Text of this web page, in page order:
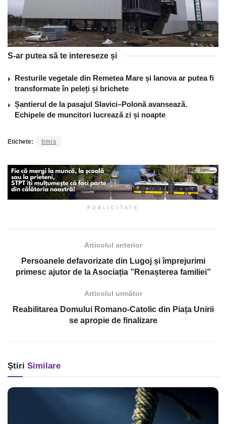
S-ar putea să te intereseze și
Resturile vegetale din Remetea Mare și Ianova ar putea fi
transformate în peleți și brichete
Șantierul de la pasajul Slavici–Polonă avansează.
Echipele de muncitori lucrează zi și noapte
Etichete: timis
PUBLICITATE
Articolul anterior
Persoanele defavorizate din Lugoj și împrejurimi
primesc ajutor de la Asociația ”Renașterea familiei”
Articolul următor
Reabilitarea Domului Romano-Catolic din Piața Unirii
se apropie de finalizare
Știri Similare